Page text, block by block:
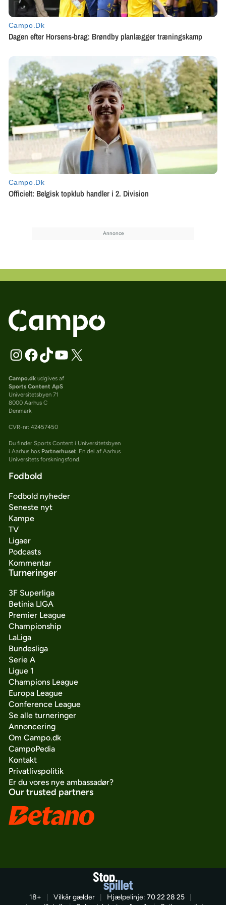
Campo.dkudgives af
Sports Content ApS
Universitetsbyen 71
8000 Aarhus C
Denmark
CVR-nr: 42457450
Du finder Sports Content i Universitetsbyen
i Aarhus hos Partnerhuset. En del af Aarhus
Universitets forskningsfond.
Fodbold
Fodbold nyheder
Seneste nyt
Kampe
TV
Ligaer
Podcasts
Kommentar
Turneringer
3F Superliga
Betinia LIGA
Premier League
Championship
LaLiga
Bundesliga
Serie A
Ligue 1
Champions League
Europa League
Conference League
Se alle turneringer
Annoncering
Om Campo.dk
CampoPedia
Kontakt
Privatlivspolitik
Er du vores nye ambassadør?
Our trusted partners
18+ Vilkår gælder Hjælpelinje: 70 22 28 25